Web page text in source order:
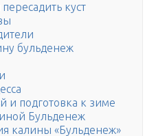
куст
бульденеж
и подготовка к зиме
Бульденеж
калины «Бульденеж»